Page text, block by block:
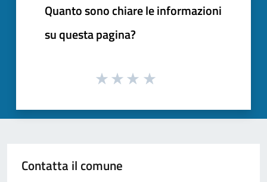
Quanto sono chiare le informazioni
su questa pagina?
Contatta il comune